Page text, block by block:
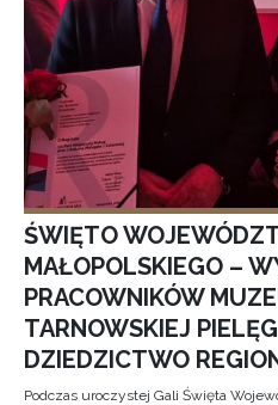
ŚWIĘTO
MAŁOPOLSKIEGO –
PRACOWNIKÓW
TARNOWSKIEJ
DZIEDZICTWO
Podczas uroczystej Gali Święta